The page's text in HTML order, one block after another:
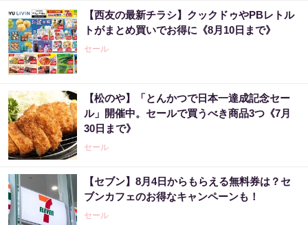
【西友の最新チラシ】クックドゥやPBレトル
トがまとめ買いでお得に《8月10日まで》
セール
【松のや】「とんかつで日本一達成記念セー
ル」開催中。セールで買うべき商品3つ《7月
30日まで》
セール
【セブン】8月4日からもらえる無料券は？セ
ブンカフェのお得なキャンペーンも！
セール